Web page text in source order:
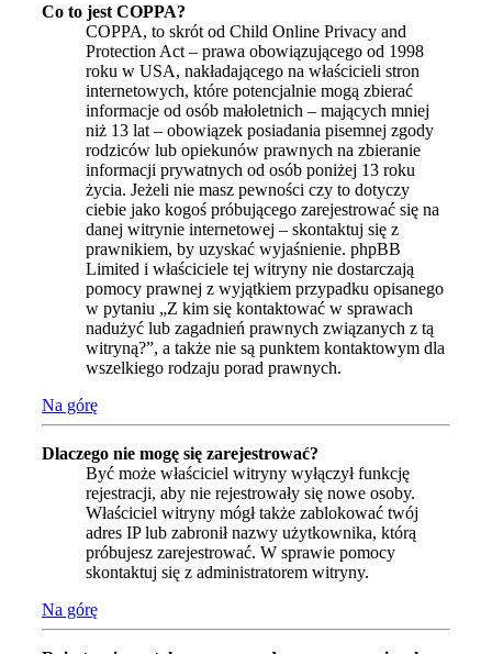
Co to jest COPPA?
COPPA, to skrót od Child Online Privacy and
Protection Act – prawa obowiązującego od 1998
roku w USA, nakładającego na właścicieli stron
internetowych, które potencjalnie mogą zbierać
informacje od osób małoletnich – mających mniej
niż 13 lat – obowiązek posiadania pisemnej zgody
rodziców lub opiekunów prawnych na zbieranie
informacji prywatnych od osób poniżej 13 roku
życia. Jeżeli nie masz pewności czy to dotyczy
ciebie jako kogoś próbującego zarejestrować się na
danej witrynie internetowej – skontaktuj się z
prawnikiem, by uzyskać wyjaśnienie. phpBB
Limited i właściciele tej witryny nie dostarczają
pomocy prawnej z wyjątkiem przypadku opisanego
w pytaniu „Z kim się kontaktować w sprawach
nadużyć lub zagadnień prawnych związanych z tą
witryną?”, a także nie są punktem kontaktowym dla
wszelkiego rodzaju porad prawnych.
Na górę
Dlaczego nie mogę się zarejestrować?
Być może właściciel witryny wyłączył funkcję
rejestracji, aby nie rejestrowały się nowe osoby.
Właściciel witryny mógł także zablokować twój
adres IP lub zabronił nazwy użytkownika, którą
próbujesz zarejestrować. W sprawie pomocy
skontaktuj się z administratorem witryny.
Na górę